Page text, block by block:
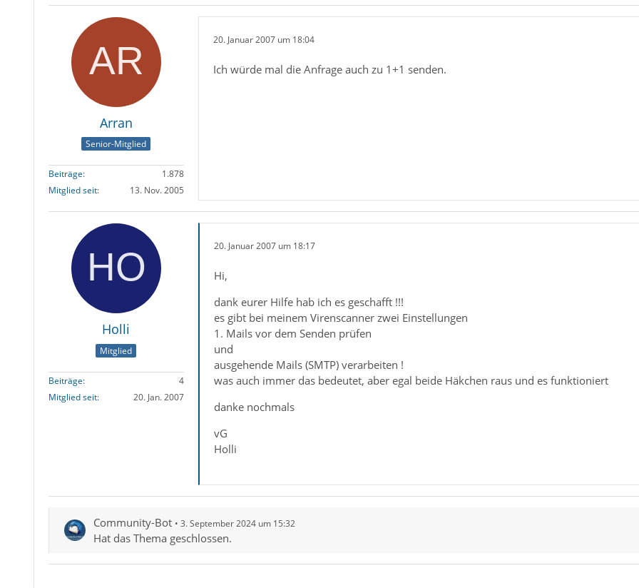
Arran
Senior-Mitglied
Beiträge
1.878
Mitglied seit
13. Nov. 2005
20. Januar 2007 um 18:04
Ich würde mal die Anfrage auch zu 1+1 senden.
Holli
Mitglied
Beiträge
4
Mitglied seit
20. Jan. 2007
20. Januar 2007 um 18:17
Hi,
dank eurer Hilfe hab ich es geschafft !!!
es gibt bei meinem Virenscanner zwei Einstellungen
1. Mails vor dem Senden prüfen
und
ausgehende Mails (SMTP) verarbeiten !
was auch immer das bedeutet, aber egal beide Häkchen raus und es funktioniert
danke nochmals
vG
Holli
Community-Bot 3. September 2024 um 15:32
Hat das Thema geschlossen.